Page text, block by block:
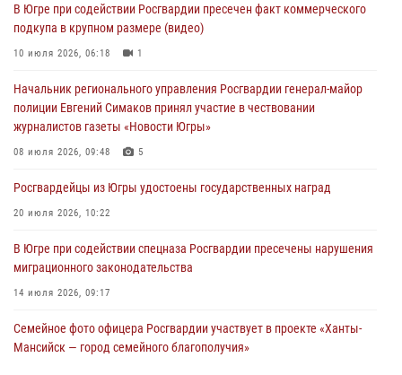
генерала армии Ивана Яковлева
05 августа 2026, 11:31 4
нарушителей ПДД
05 августа 2026, 11:14
В Югре сотрудники вневедомственной охраны Росгвардии пресекли
05 августа 2026, 05:56
В Югре при содействии Росгвардии пресечен факт коммерческого
подкупа в крупном размере (видео)
10 июля 2026, 06:18 1
Начальник регионального управления Росгвардии генерал-майор
полиции Евгений Симаков принял участие в чествовании
журналистов газеты «Новости Югры»
08 июля 2026, 09:48 5
Росгвардейцы из Югры удостоены государственных наград
20 июля 2026, 10:22
В Югре при содействии спецназа Росгвардии пресечены нарушения
миграционного законодательства
14 июля 2026, 09:17
Семейное фото офицера Росгвардии участвует в проекте «Ханты-
Мансийск — город семейного благополучия»